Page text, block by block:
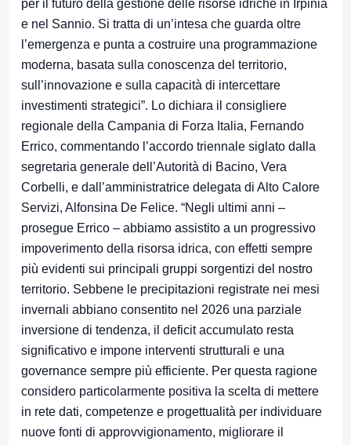
per il futuro della gestione delle risorse idriche in Irpinia
e nel Sannio. Si tratta di un’intesa che guarda oltre
l’emergenza e punta a costruire una programmazione
moderna, basata sulla conoscenza del territorio,
sull’innovazione e sulla capacità di intercettare
investimenti strategici”. Lo dichiara il consigliere
regionale della Campania di Forza Italia, Fernando
Errico, commentando l’accordo triennale siglato dalla
segretaria generale dell’Autorità di Bacino, Vera
Corbelli, e dall’amministratrice delegata di Alto Calore
Servizi, Alfonsina De Felice. “Negli ultimi anni –
prosegue Errico – abbiamo assistito a un progressivo
impoverimento della risorsa idrica, con effetti sempre
più evidenti sui principali gruppi sorgentizi del nostro
territorio. Sebbene le precipitazioni registrate nei mesi
invernali abbiano consentito nel 2026 una parziale
inversione di tendenza, il deficit accumulato resta
significativo e impone interventi strutturali e una
governance sempre più efficiente. Per questa ragione
considero particolarmente positiva la scelta di mettere
in rete dati, competenze e progettualità per individuare
nuove fonti di approvvigionamento, migliorare il